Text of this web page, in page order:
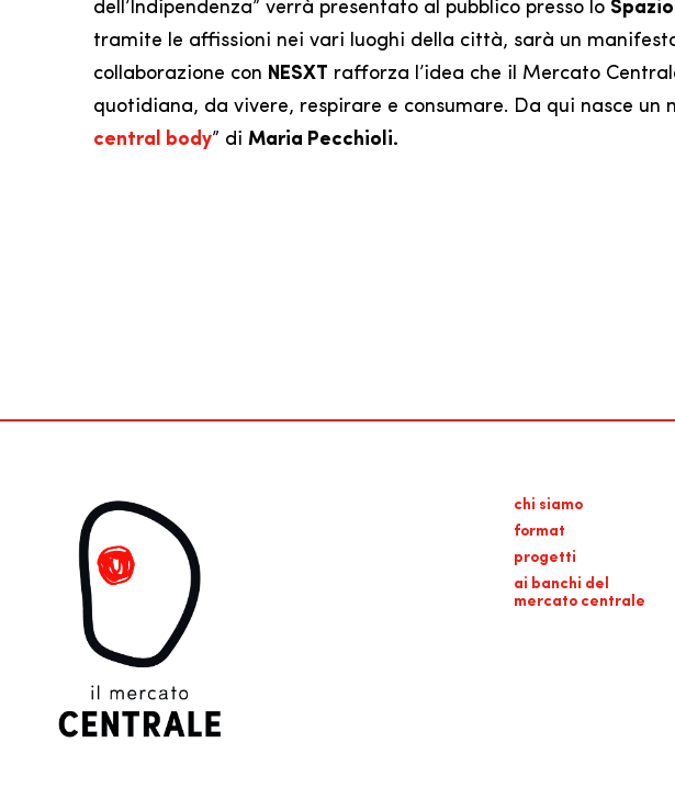
dell’Indipendenza” verrà presentato al pubblico presso lo
tramite le affissioni nei vari luoghi della città, sarà un
collaborazione con NESXT rafforza l’idea che il Mercato
quotidiana, da vivere, respirare e consumare. Da qui nasce
central body” di Maria Pecchioli.
chi siamo
format
progetti
ai banchi del
mercato centrale